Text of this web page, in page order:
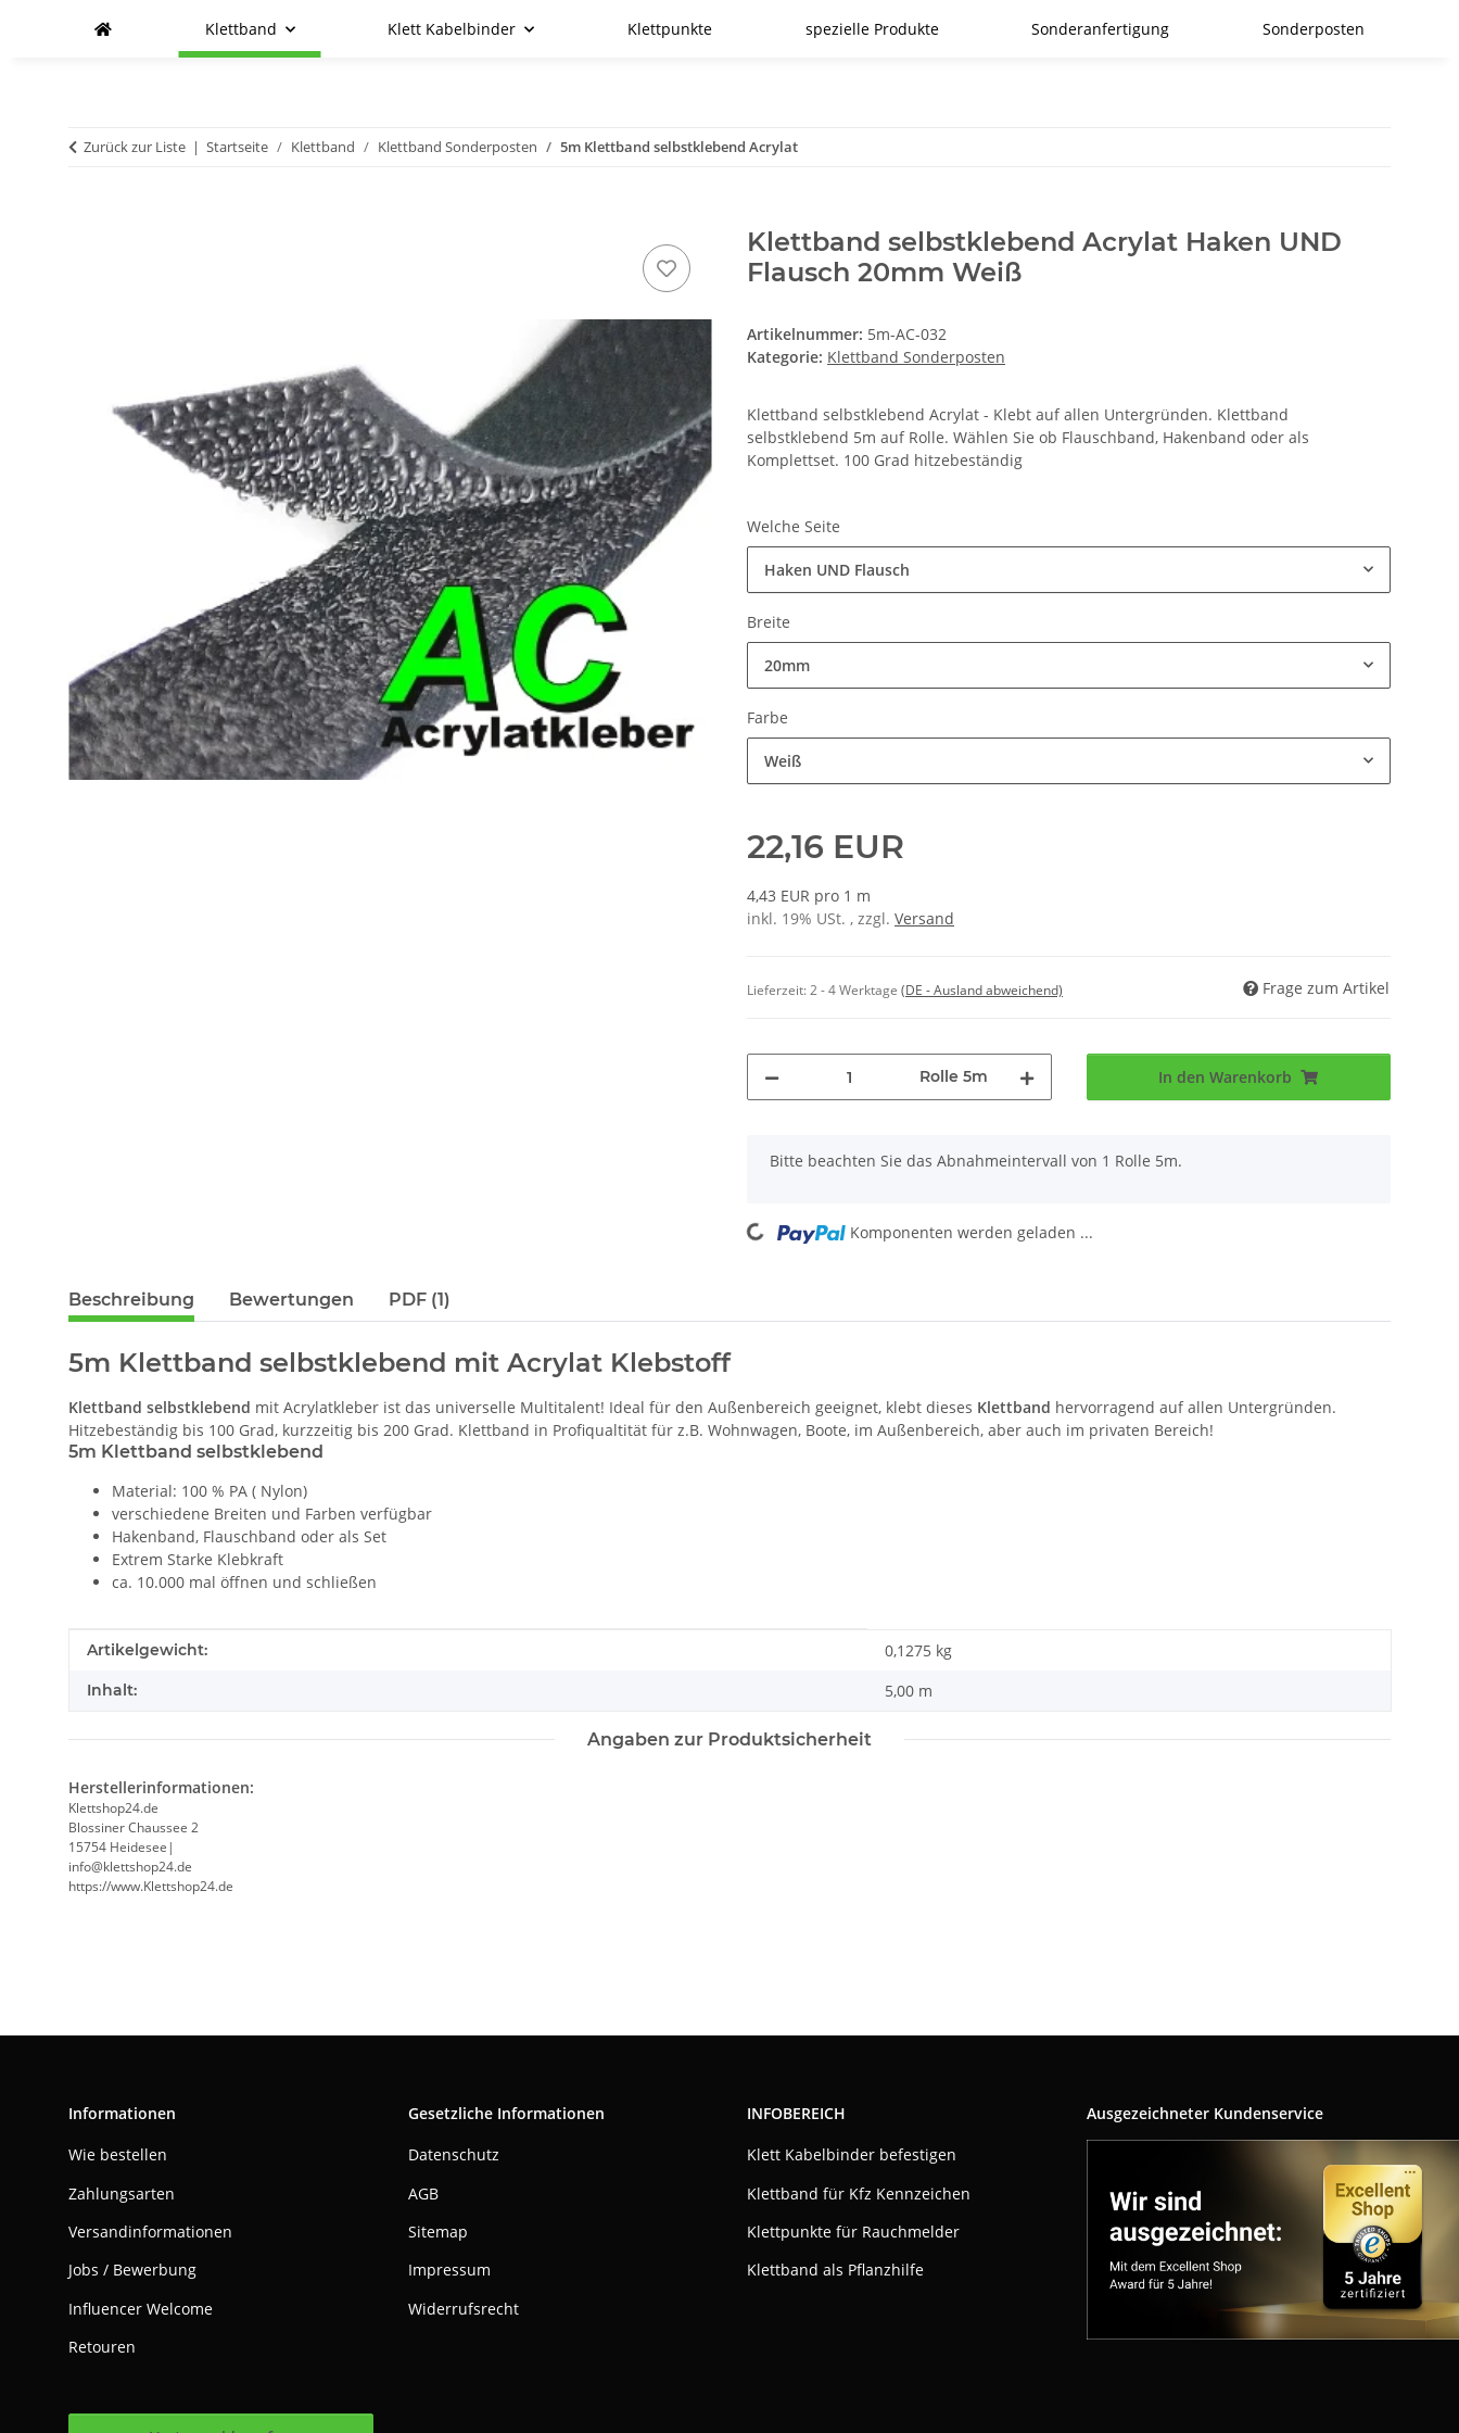
Klettband Klett Kabelbinder Klettpunkte spezielle Produkte Sonderanfertigung Sonderposten
Zurück zur Liste Startseite Klettband Klettband Sonderposten 5m Klettband selbstklebend Acrylat
Klettband selbstklebend Acrylat Haken UND
Flausch 20mm Weiß
Artikelnummer: 5m-AC-032
Kategorie: Klettband Sonderposten
Klettband selbstklebend Acrylat - Klebt auf allen Untergründen. Klettband
selbstklebend 5m auf Rolle. Wählen Sie ob Flauschband, Hakenband oder als
Komplettset. 100 Grad hitzebeständig
Welche Seite
Haken UND Flausch
Breite
20mm
Farbe
Weiß
22,16 EUR
4,43 EUR pro 1 m
inkl. 19% USt. , zzgl. Versand
Lieferzeit:2 - 4 Werktage (DE - Ausland abweichend) Frage zum Artikel
Rolle 5m In den Warenkorb
x
Bitte beachten Sie das Abnahmeintervall von 1 Rolle 5m.
Loading... Komponenten werden geladen ...
Beschreibung Bewertungen PDF (1)
5m Klettband selbstklebend mit Acrylat Klebstoff
Klettband selbstklebend mit Acrylatkleber ist das universelle Multitalent! Ideal für den Außenbereich geeignet, klebt dieses Klettband hervorragend auf allen Untergründen.
Hitzebeständig bis 100 Grad, kurzzeitig bis 200 Grad. Klettband in Profiqualtität für z.B. Wohnwagen, Boote, im Außenbereich, aber auch im privaten Bereich!
5m Klettband selbstklebend
Material: 100 % PA ( Nylon)
verschiedene Breiten und Farben verfügbar
Hakenband, Flauschband oder als Set
Extrem Starke Klebkraft
ca. 10.000 mal öffnen und schließen
Produkteigenschaft
Wert
Artikelgewicht: 0,1275 kg
Inhalt: 5,00 m
Angaben zur Produktsicherheit
Herstellerinformationen:
Klettshop24.de
Blossiner Chaussee 2
15754 Heidesee|
info@klettshop24.de
https://www.Klettshop24.de
Informationen
Wie bestellen
Zahlungsarten
Versandinformationen
Jobs / Bewerbung
Influencer Welcome
Retouren
Gesetzliche Informationen
Datenschutz
AGB
Sitemap
Impressum
Widerrufsrecht
INFOBEREICH
Klett Kabelbinder befestigen
Klettband für Kfz Kennzeichen
Klettpunkte für Rauchmelder
Klettband als Pflanzhilfe
Ausgezeichneter Kundenservice